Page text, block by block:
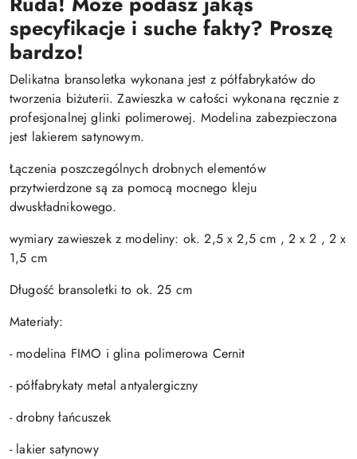
specyfikacje i suche fakty? Proszę
bardzo!
Delikatna bransoletka wykonana jest z półfabrykatów do
tworzenia biżuterii. Zawieszka w całości wykonana ręcznie z
profesjonalnej glinki polimerowej. Modelina zabezpieczona
jest lakierem satynowym.
Łączenia poszczególnych drobnych elementów
przytwierdzone są za pomocą mocnego kleju
dwuskładnikowego.
wymiary zawieszek z modeliny: ok. 2,5 x 2,5 cm , 2 x 2 , 2 x
1,5 cm
Długość bransoletki to ok. 25 cm
Materiały:
- modelina FIMO i glina polimerowa Cernit
- półfabrykaty metal antyalergiczny
- drobny łańcuszek
- lakier satynowy